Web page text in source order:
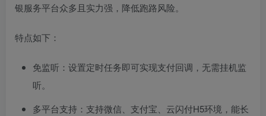
银服务平台众多且实力强，降低跑路风险。
特点如下：
免监听：设置定时任务即可实现支付回调，无需挂机监
听。
多平台支持：支持微信、支付宝、云闪付H5环境，能长